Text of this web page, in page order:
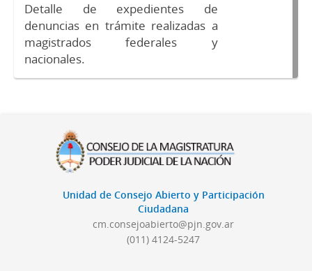
Detalle de expedientes de
denuncias en trámite realizadas a
magistrados federales y
nacionales.
Unidad de Consejo Abierto y Participación
Ciudadana
cm.consejoabierto@pjn.gov.ar
(011) 4124-5247